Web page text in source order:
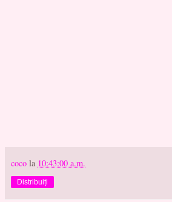
coco la 10:43:00 a.m.
Distribuiți